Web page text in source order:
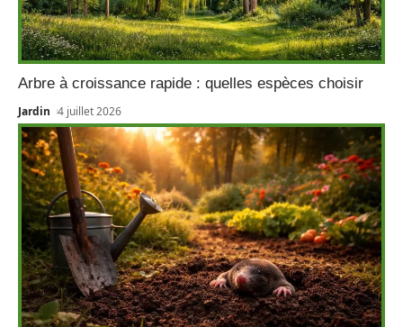
Arbre à croissance rapide : quelles espèces choisir
Jardin 4 juillet 2026